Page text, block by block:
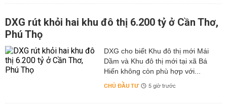
DXG rút khỏi hai khu đô thị 6.200 tỷ ở Cần Thơ,
Phú Thọ
DXG cho biết Khu đô thị mới Mái
Dầm và Khu đô thị mới tại xã Bá
Hiến không còn phù hợp với...
CHỦ ĐẦU TƯ 5 giờ trước